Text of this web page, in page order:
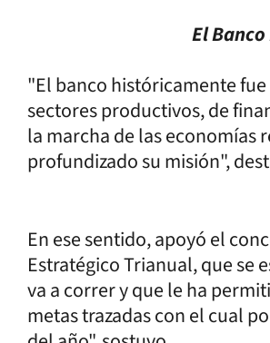
El
"El banco históricamente
sectores productivos, de
la marcha de las economías
profundizado su misión",
En ese sentido, apoyó el
Estratégico Trianual, que se
va a correr y que le ha
metas trazadas con el cual